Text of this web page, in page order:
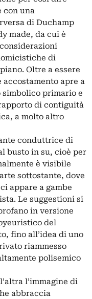
con una
di Duchamp
made, da cui è
di
Oltre a essere
apre a
primario e
di contiguità
a molto altro
conduttrice di
busto in su, cioè per
è visibile
sottostante, dove
appare a gambe
Le suggestioni si
in versione
del
fino all’idea di uno
riammesso
polisemico
l’immagine di
abbraccia